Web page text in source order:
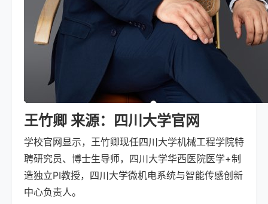
王竹卿 来源：四川大学官网
学校官网显示，王竹卿现任四川大学机械工程学院特
聘研究员、博士生导师，四川大学华西医院医学+制
造独立PI教授，四川大学微机电系统与智能传感创新
中心负责人。